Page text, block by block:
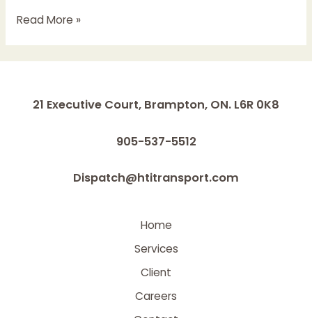
Read More »
21 Executive Court, Brampton, ON. L6R 0K8
905-537-5512
Dispatch@htitransport.com
Home
Services
Client
Careers